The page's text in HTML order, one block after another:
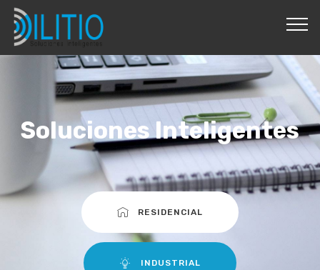
Soluciones Inteligentes
RESIDENCIAL
INDUSTRIAL